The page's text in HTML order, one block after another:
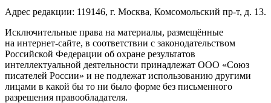
Адрес редакции: 119146, г. Москва, Комсомольский пр-т, д. 13.
Исключительные права на материалы, размещённые
на интернет-сайте, в соответствии с законодательством
Российской Федерации об охране результатов
интеллектуальной деятельности принадлежат ООО «Союз
писателей России» и не подлежат использованию другими
лицами в какой бы то ни было форме без письменного
разрешения правообладателя.